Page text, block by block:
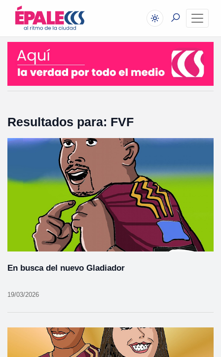
Resultados para: FVF
En busca del nuevo Gladiador
19/03/2026